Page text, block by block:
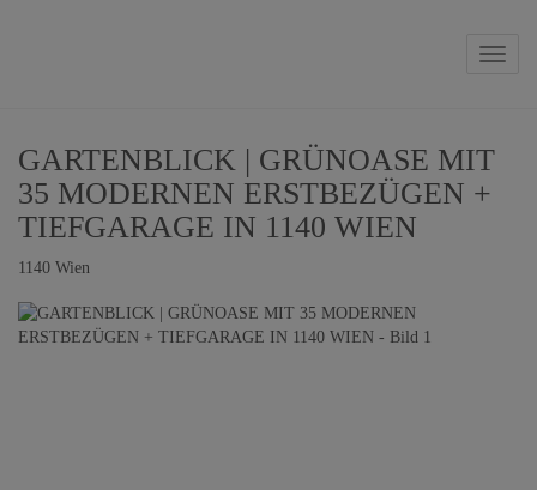
GARTENBLICK | GRÜNOASE MIT
35 MODERNEN ERSTBEZÜGEN +
TIEFGARAGE IN 1140 WIEN
1140 Wien